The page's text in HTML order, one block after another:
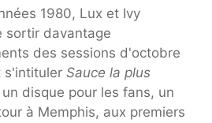
1980, Lux et Ivy
sortir davantage
des sessions d'octobre
s'intituler Sauce la plus
disque pour les fans, un
à Memphis, aux premiers